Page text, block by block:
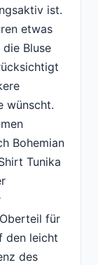
ist.
etwas
die Bluse
wünscht.
Bohemian
Tunika
für
den leicht
des